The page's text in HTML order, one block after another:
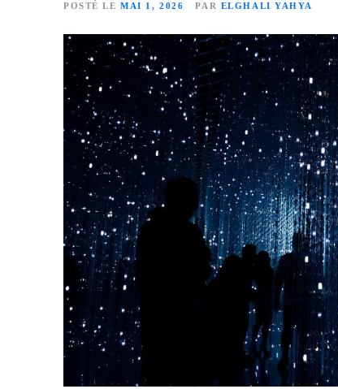
POSTÉ LE MAI 1, 2026 PAR ELGHALI YAHYA